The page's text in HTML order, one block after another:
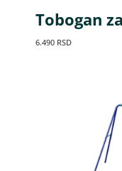
Tobogan
6.490 RSD